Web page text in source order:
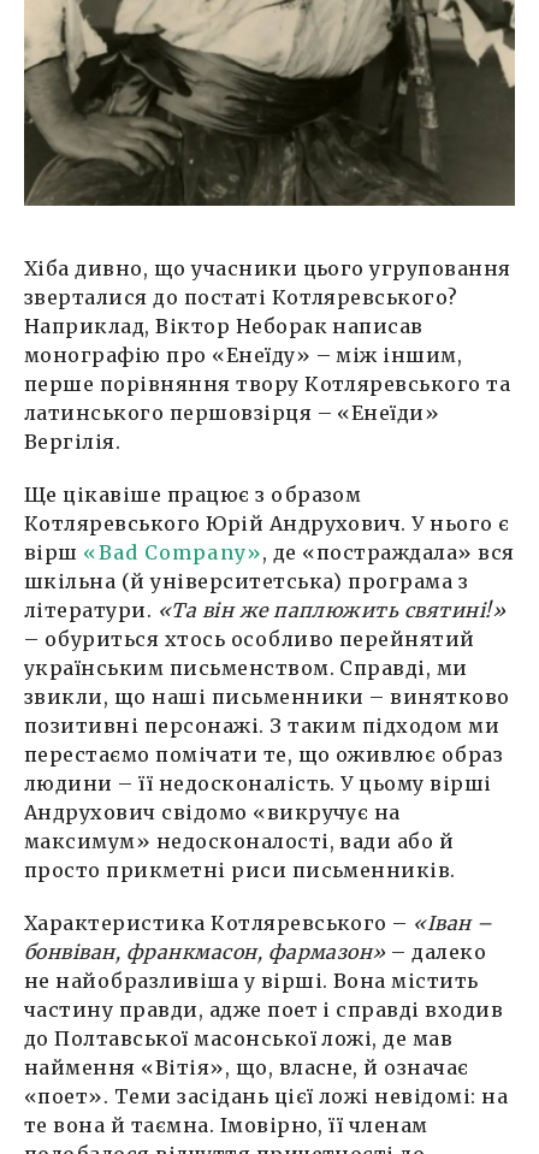
Хіба дивно, що учасники цього угруповання
зверталися до постаті Котляревського?
Наприклад, Віктор Неборак написав
монографію про «Енеїду» – між іншим,
перше порівняння твору Котляревського та
латинського першовзірця – «Енеїди»
Вергілія.
Ще цікавіше працює з образом
Котляревського Юрій Андрухович. У нього є
вірш «Bad Company», де «постраждала» вся
шкільна (й університетська) програма з
літератури. «Та він же паплюжить святині!»
– обуриться хтось особливо перейнятий
українським письменством. Справді, ми
звикли, що наші письменники – винятково
позитивні персонажі. З таким підходом ми
перестаємо помічати те, що оживлює образ
людини – її недосконалість. У цьому вірші
Андрухович свідомо «викручує на
максимум» недосконалості, вади або й
просто прикметні риси письменників.
Характеристика Котляревського – «Іван –
бонвіван, франкмасон, фармазон»– далеко
не найобразливіша у вірші. Вона містить
частину правди, адже поет і справді входив
до Полтавської масонської ложі, де мав
наймення «Вітія», що, власне, й означає
«поет». Теми засідань цієї ложі невідомі: на
те вона й таємна. Імовірно, її членам